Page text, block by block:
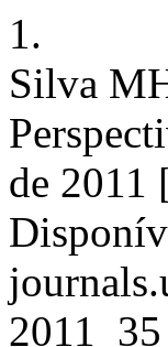
1.
Silva
de 2011
2011_35